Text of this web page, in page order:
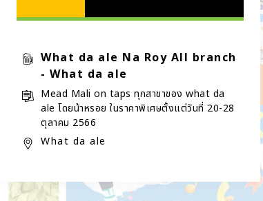
What da ale Na Roy All branch
- What da ale
Mead Mali on taps ทุกสาขาของ what da
ale โดยน้าหรอย ในราคาพิเศษตั้งแต่วันที่ 20-28
ตุลาคม 2566
What da ale